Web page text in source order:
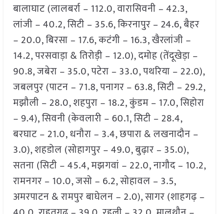
बालाघाट (लालबर्रा – 112.0, वारासिवनी – 42.3,
लांजी – 40.2, सिटी – 35.6, किरनापुर – 24.6, बैहर
– 20.0, बिरसा – 17.6, कटंगी – 16.3, खैरलांजी –
14.2, परसवाड़ा & तिरोड़ी – 12.0), दमोह (तेंदूखेड़ा –
90.8, जबेरा – 35.0, पटेरा – 33.0, पथरिया – 22.0),
जबलपुर (पाटन – 71.8, पनागर – 63.8, सिटी – 29.2,
मझौली – 28.0, शहपुरा – 18.2, कुंडम – 17.0, सिहोरा
– 9.4), सिवनी (केवलारी – 60.1, सिटी – 28.4,
बरघाट – 21.0, धनौरा – 3.4, छपारा & लखनादौन –
3.0), शहडोल (सोहागपुर – 49.0, बुढ़ार – 35.0),
सतना (सिटी – 45.4, मझगवां – 22.0, नागौद – 10.2,
रामनगर – 10.0, जसो – 6.2, सोहावल – 3.5,
अमरपाटन & रामपुर बाघेलन – 2.0), सागर (शाहगढ़ –